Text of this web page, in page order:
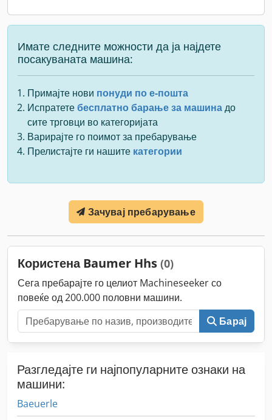
Имате следните можности да ја најдете
посакуваната машина:
Примајте нови понуди по е-пошта
Испратетебесплатно барање за машинадо
сите трговци во категоријата
Варирајте го поимот за пребарување
Прелистајте ги нашите категории
Зачувај пребарување
Користена Baumer Hhs (0)
Сега пребарајте го целиот Machineseeker со
повеќе од 200.000 половни машини.
Барај
Разгледајте ги најпопуларните ознаки на
машини:
Baeuerle